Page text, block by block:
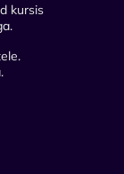
kursis